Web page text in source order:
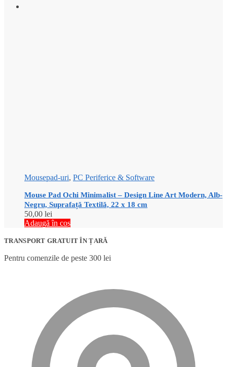
Mousepad-uri, PC Periferice & Software
Mouse Pad Ochi Minimalist – Design Line Art Modern, Alb-
Negru, Suprafață Textilă, 22 x 18 cm
50,00 lei
Adaugă în coș
TRANSPORT GRATUIT ÎN ȚARĂ
Pentru comenzile de peste 300 lei